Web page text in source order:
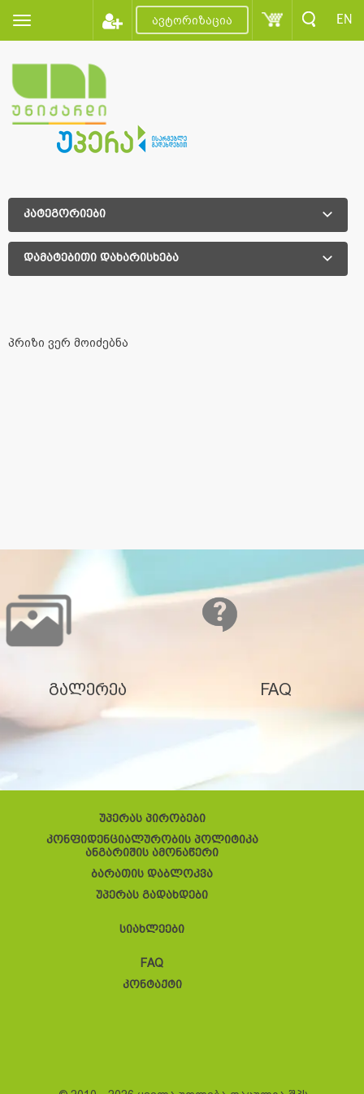
ავტორიზაცია EN
კატეგორიები
დამატებითი დახარისხება
პრიზი ვერ მოიძებნა
გალერეა FAQ
უპერას პირობები
კონფიდენციალურობის პოლიტიკა
ანგარიშის ამონაწერი
ბარათის დაბლოკვა
უპერას გადახდები
სიახლეები
FAQ
კონტაქტი